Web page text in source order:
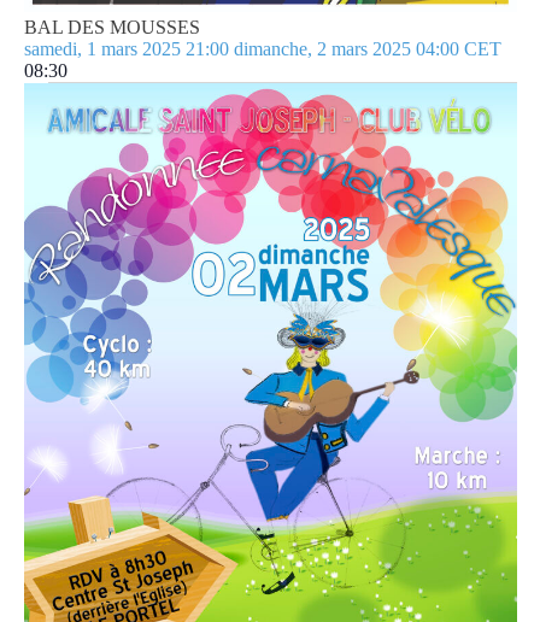
BAL DES MOUSSES
samedi, 1 mars 2025 21:00 dimanche, 2 mars 2025 04:00 CET
08:30